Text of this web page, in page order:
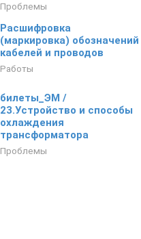
Проблемы
Расшифровка
(маркировка) обозначений
кабелей и проводов
Работы
билеты_ЭМ /
23.Устройство и способы
охлаждения
трансформатора
Проблемы